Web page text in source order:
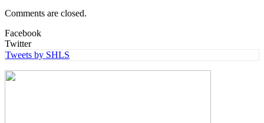
Comments are closed.
Facebook
Twitter
Tweets by SHLS